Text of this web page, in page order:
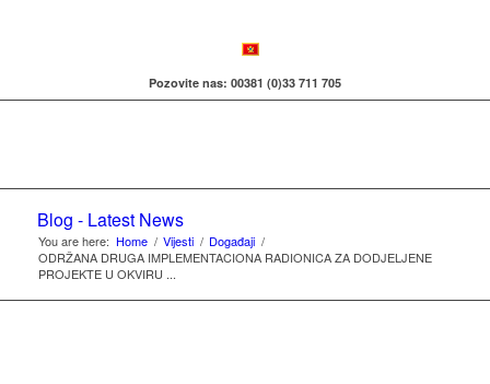
Pozovite nas: 00381 (0)33 711 705
Blog - Latest News
You are here: Home / Vijesti / Događaji /
ODRŽANA DRUGA IMPLEMENTACIONA RADIONICA ZA DODJELJENE
PROJEKTE U OKVIRU ...